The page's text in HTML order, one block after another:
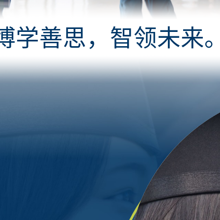
学善思，智领未来